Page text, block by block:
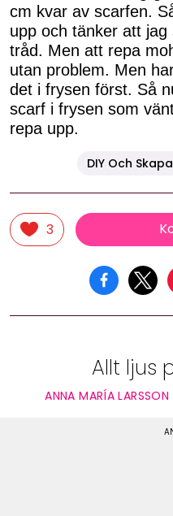
cm kvar av scarfen.
upp och tänker att jag
tråd. Men att repa
utan problem. Men
det i frysen först. Så
scarf i frysen som
repa upp.
DIY Och
3
Allt ljus
ANNA MARÍA LARSSON